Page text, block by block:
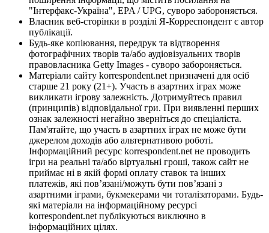
"Інтерфакс-Україна", EPA / UPG, суворо забороняється.
Власник веб-сторінки в розділі Я-Корреспондент є автор
публікації.
Будь-яке копіювання, передрук та відтворення
фотографічних творів та/або аудіовізуальних творів
правовласника Getty Images - суворо забороняється.
Матеріали сайту korrespondent.net призначені для осіб
старше 21 року (21+). Участь в азартних іграх може
викликати ігрову залежність. Дотримуйтесь правил
(принципів) відповідальної гри. При виявленні перших
ознак залежності негайно зверніться до спеціаліста.
Пам'ятайте, що участь в азартних іграх не може бути
джерелом доходів або альтернативою роботі.
Інформаційний ресурс korrespondent.net не проводить
ігри на реальні та/або віртуальні гроші, також сайт не
приймає ні в якій формі оплату ставок та інших
платежів, які пов’язані/можуть бути пов’язані з
азартними іграми, букмекерами чи тоталізаторами. Будь-
які матеріали на інформаційному ресурсі
korrespondent.net публікуються виключно в
інформаційних цілях.